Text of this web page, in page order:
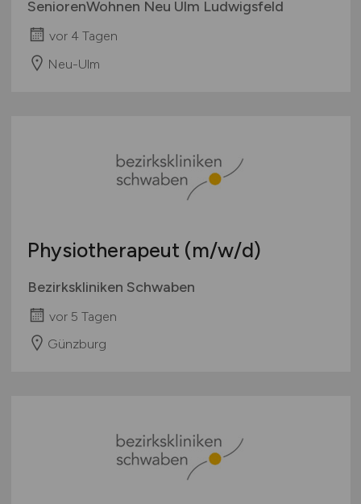
SeniorenWohnen Neu Ulm Ludwigsfeld
vor 4 Tagen
Neu-Ulm
Physiotherapeut (m/w/d)
Bezirkskliniken Schwaben
vor 5 Tagen
Günzburg